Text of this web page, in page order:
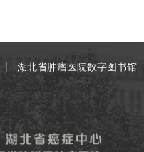
湖北省肿瘤医院数字图书馆